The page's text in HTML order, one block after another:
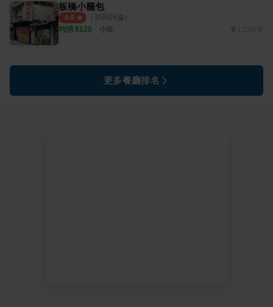
板橋小籠包
4.0 （ 35則評論）
均消 $120 ・ 小吃
更多餐廳排名